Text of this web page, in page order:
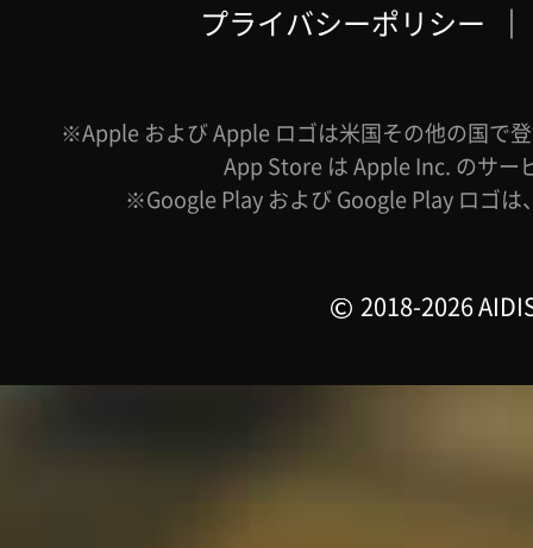
プライバシーポリシー ｜
※Apple および Apple ロゴは米国その他の国で
App Store は Apple Inc. のサー
※Google Play および Google Play ロゴは
2018-2026